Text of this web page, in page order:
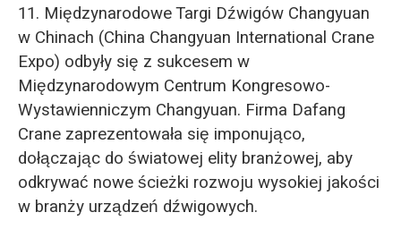
11. Międzynarodowe Targi Dźwigów Changyuan
w Chinach (China Changyuan International Crane
Expo) odbyły się z sukcesem w
Międzynarodowym Centrum Kongresowo-
Wystawienniczym Changyuan. Firma Dafang
Crane zaprezentowała się imponująco,
dołączając do światowej elity branżowej, aby
odkrywać nowe ścieżki rozwoju wysokiej jakości
w branży urządzeń dźwigowych.